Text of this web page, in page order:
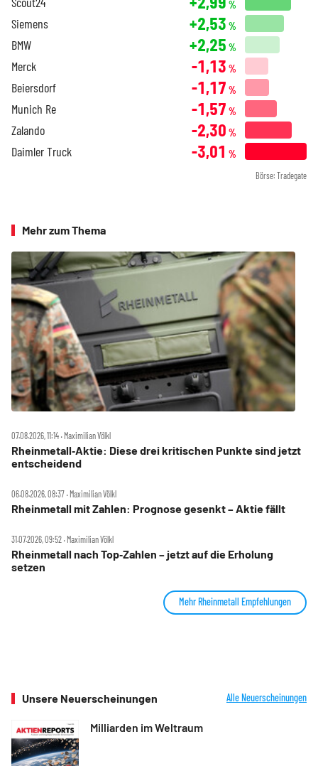
%
Siemens +2,53 %
BMW +2,25 %
Merck -1,13 %
Beiersdorf -1,17 %
Munich Re -1,57 %
Zalando -2,30 %
Daimler Truck -3,01 %
Börse: Tradegate
Mehr zum Thema
07.08.2026, 11:14 ‧ Maximilian Völkl
Rheinmetall‑Aktie: Diese drei kritischen Punkte sind jetzt
entscheidend
06.08.2026, 08:37 ‧ Maximilian Völkl
Rheinmetall mit Zahlen: Prognose gesenkt – Aktie fällt
31.07.2026, 09:52 ‧ Maximilian Völkl
Rheinmetall nach Top‑Zahlen – jetzt auf die Erholung
setzen
Mehr Rheinmetall Empfehlungen
Unsere Neuerscheinungen Alle Neuerscheinungen
Milliarden im Weltraum